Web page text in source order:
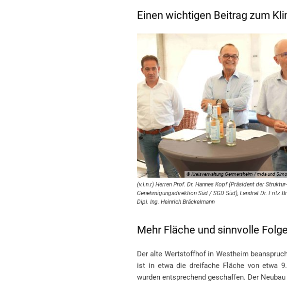
Einen wichtigen Beitrag zum
© Kreisverwaltung Germersheim / mda und
(v.l.n.r) Herren Prof. Dr. Hannes Kopf (Präsident der
Genehmigungsdirektion Süd / SGD Süd), Landrat Dr. Fritz
Dipl. Ing. Heinrich Bräckelmann
Mehr Fläche und sinnvolle
Der alte Wertstoffhof in Westheim
ist in etwa die dreifache Fläche von etwa
wurden entsprechend geschaffen. Der